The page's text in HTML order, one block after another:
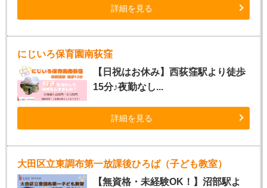
詳細を見る
にじいろ保育園南荻窪
【日祝はお休み】西荻窪駅より徒歩
15分♪夜勤なし...
詳細を見る
大田区立東調布第一放課後ひろば（子ども教室）
【無資格・未経験OK！】沼部駅よ